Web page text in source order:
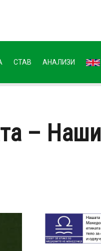
СТАВ АНАЛИЗИ
–